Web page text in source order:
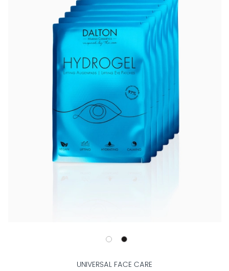
UNIVERSAL FACE CARE